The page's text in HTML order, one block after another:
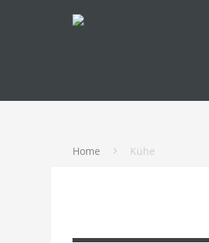
Home Kühe